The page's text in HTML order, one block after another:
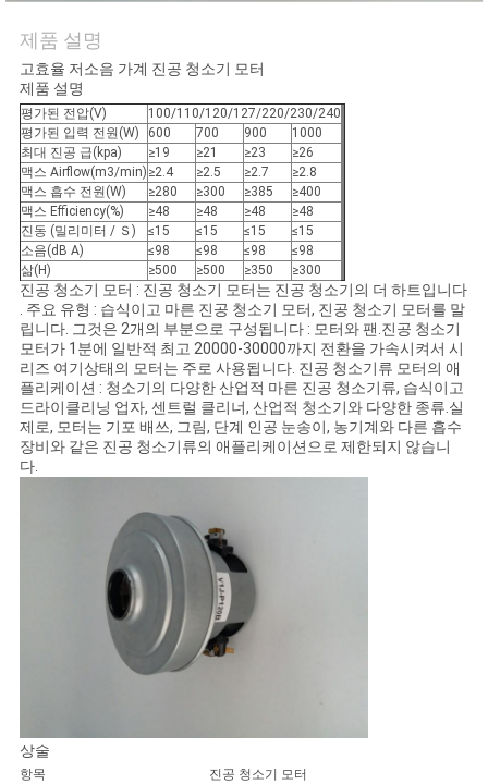
주
세
요
인
용
문
을
요
구
하
맵
제품 설명
고효율 저소음 가계 진공 청소기 모터
제품 설명
평가된 전압(V)
100/110/120/127/220/230/240
평가된 입력 전원(W)
600 700 900
1000
최대 진공 급(kpa)
≥19 ≥21 ≥23
≥26
맥스 Airflow(m3/min) ≥2.4 ≥2.5 ≥2.7
≥2.8
맥스 흡수 전원(W)
≥280 ≥300 ≥385
≥400
맥스 Efficiency(%)
≥48 ≥48 ≥48
≥48
진동 (밀리미터 / Ｓ)
≤15 ≤15 ≤15
≤15
소음(dB A)
≤98 ≤98 ≤98
≤98
삶(H)
≥500 ≥500 ≥350 ≥300
진공 청소기 모터 : 진공 청소기 모터는 진공 청소기의 더 하트입니다
. 주요 유형 : 습식이고 마른 진공 청소기 모터, 진공 청소기 모터를 말
립니다. 그것은 2개의 부분으로 구성됩니다 : 모터와 팬.진공 청소기
모터가 1분에 일반적 최고 20000-30000까지 전환을 가속시켜서 시
리즈 여기상태의 모터는 주로 사용됩니다. 진공 청소기류 모터의 애
플리케이션 : 청소기의 다양한 산업적 마른 진공 청소기류, 습식이고
드라이클리닝 업자, 센트럴 클리너, 산업적 청소기와 다양한 종류.실
제로, 모터는 기포 배쓰, 그림, 단계 인공 눈송이, 농기계와 다른 흡수
장비와 같은 진공 청소기류의 애플리케이션으로 제한되지 않습니
다.
상술
항목
진공 청소기 모터